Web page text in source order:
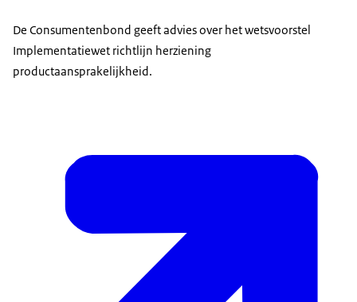
De Consumentenbond geeft advies over het wetsvoorstel
Implementatiewet richtlijn herziening
productaansprakelijkheid.